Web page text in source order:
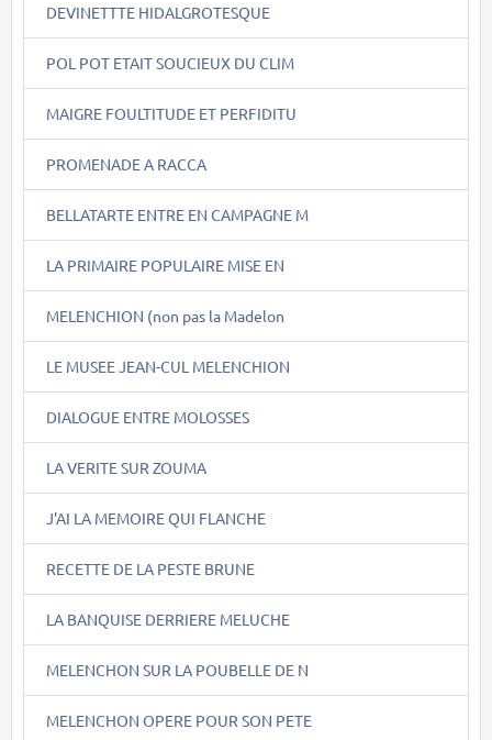
DEVINETTTE HIDALGROTESQUE
POL POT ETAIT SOUCIEUX DU CLIM
MAIGRE FOULTITUDE ET PERFIDITU
PROMENADE A RACCA
BELLATARTE ENTRE EN CAMPAGNE M
LA PRIMAIRE POPULAIRE MISE EN
MELENCHION (non pas la Madelon
LE MUSEE JEAN-CUL MELENCHION
DIALOGUE ENTRE MOLOSSES
LA VERITE SUR ZOUMA
J'AI LA MEMOIRE QUI FLANCHE
RECETTE DE LA PESTE BRUNE
LA BANQUISE DERRIERE MELUCHE
MELENCHON SUR LA POUBELLE DE N
MELENCHON OPERE POUR SON PETE